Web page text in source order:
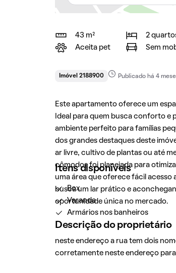
43 m² 2
Aceita pet
Sem
Imóvel 2188900 Publicado há 4
Este apartamento oferece um
Ideal para quem busca conforto
ambiente perfeito para famílias
dos grandes destaques deste
ar livre, cultivo de plantas ou até
cômodos foi planejada para
uma área que oferece fácil acesso
busca um lar prático e
oportunidade única no mercado.
Descrição do proprietário
neste endereço a rua tem dois
corretamente neste endereço
Itens disponíveis
Box
Varanda
Armários nos banheiros